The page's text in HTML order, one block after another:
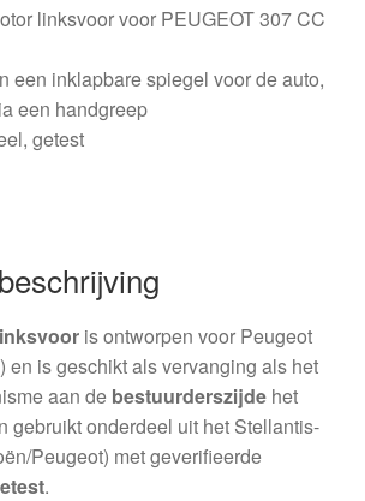
linksvoor voor PEUGEOT 307 CC
een inklapbare spiegel voor de auto,
een handgreep
getest
is ontworpen voor Peugeot
en is geschikt als vervanging als het
aan de bestuurderszijdehet
gebruikt onderdeel uit het Stellantis-
Peugeot) met geverifieerde
.